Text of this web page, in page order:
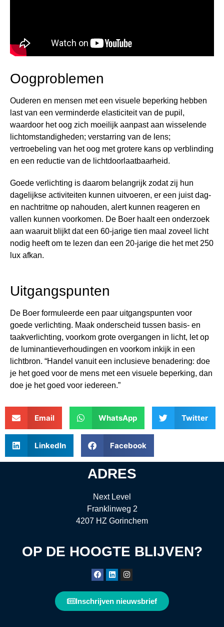
Oogproblemen
Ouderen en mensen met een visuele beperking hebben
last van een verminderde elasticiteit van de pupil,
waardoor het oog zich moeilijk aanpast aan wisselende
lichtomstandigheden; verstarring van de lens;
vertroebeling van het oog met grotere kans op verblinding
en een reductie van de lichtdoorlaatbaarheid.
Goede verlichting is daarom belangrijk zodat zij hun
dagelijkse activiteiten kunnen uitvoeren, er een juist dag-
en nachtritme op nahouden, alert kunnen reageren en
vallen kunnen voorkomen. De Boer haalt een onderzoek
aan waaruit blijkt dat een 60-jarige tien maal zoveel licht
nodig heeft om te lezen dan een 20-jarige die het met 250
lux afkan.
Uitgangspunten
De Boer formuleerde een paar uitgangspunten voor
goede verlichting. Maak onderscheid tussen basis- en
taakverlichting, voorkom grote overgangen in licht, let op
de luminantieverhoudingen en voorkom inkijk in een
lichtbron. “Handel vanuit een inclusieve benadering: doe
je het goed voor de mens met een visuele beperking, dan
doe je het goed voor iedereen.”
Email WhatsApp Twitter
LinkedIn Facebook
ADRES
Next Level
Franklinweg 2
4207 HZ Gorinchem
OP DE HOOGTE BLIJVEN?
Inschrijven nieuwsbrief